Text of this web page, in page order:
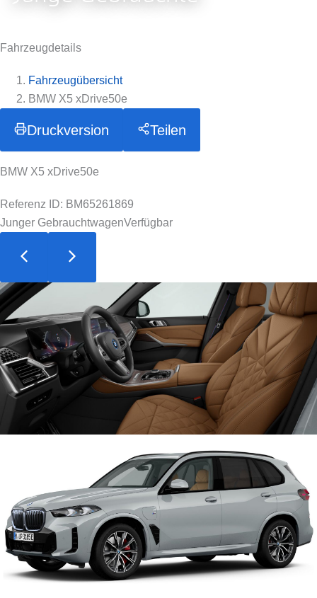
Fahrzeugdetails
Fahrzeugübersicht
BMW X5 xDrive50e
Druckversion Teilen
BMW X5 xDrive50e
Referenz ID: BM65261869
Junger GebrauchtwagenVerfügbar